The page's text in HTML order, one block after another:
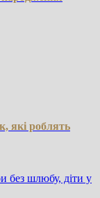
які роблять